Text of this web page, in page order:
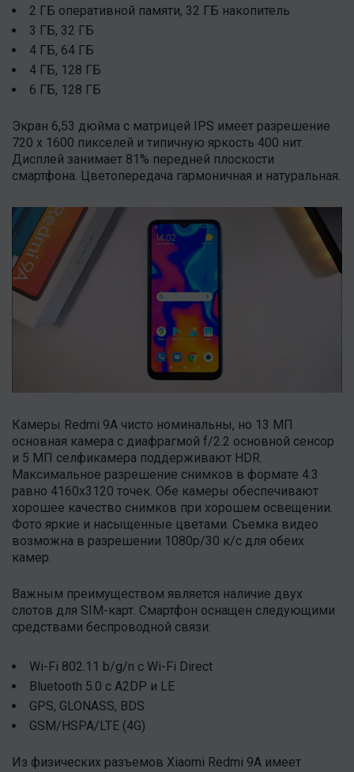
2 ГБ оперативной памяти, 32 ГБ накопитель
3 ГБ, 32 ГБ
4 ГБ, 64 ГБ
4 ГБ, 128 ГБ
6 ГБ, 128 ГБ
Экран 6,53 дюйма с матрицей IPS имеет разрешение
720 x 1600 пикселей и типичную яркость 400 нит.
Дисплей занимает 81% передней плоскости
смартфона. Цветопередача гармоничная и натуральная.
Камеры Redmi 9A чисто номинальны, но 13 МП
основная камера с диафрагмой f/2.2 основной сенсор
и 5 МП селфикамера поддерживают HDR.
Максимальное разрешение снимков в формате 4:3
равно 4160х3120 точек. Обе камеры обеспечивают
хорошее качество снимков при хорошем освещении.
Фото яркие и насыщенные цветами. Съемка видео
возможна в разрешении 1080p/30 к/с для обеих
камер.
Важным преимуществом является наличие двух
слотов для SIM-карт. Смартфон оснащен следующими
средствами беспроводной связи:
Wi-Fi 802.11 b/g/n с Wi-Fi Direct
Bluetooth 5.0 с A2DP и LE
GPS, GLONASS, BDS
GSM/HSPA/LTE (4G)
Из физических разъемов Xiaomi Redmi 9A имеет